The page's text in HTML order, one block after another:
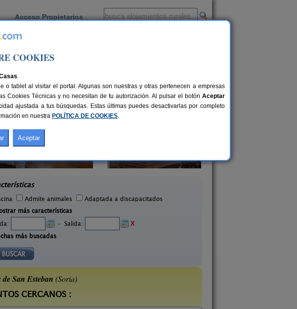
Acceso Propietarios
Admite animales
Adaptada a discapacitados
más características
- Salida:
X
más buscadas
San Esteban (Soria)
CERCANOS :
COOKIES
.
tablet al visitar el portal. Algunas son nuestras y otras pertenecen a empresas
Cookies Técnicas y no necesitan de tu autorización. Al pulsar el botón Aceptar
ajustada a tus búsquedas. Estas últimas puedes desactivarlas por completo
en nuestra POLÍTICA DE COOKIES.